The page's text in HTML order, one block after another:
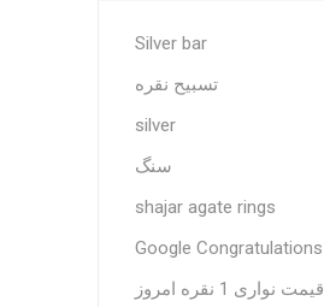
Silver bar
تسبیح نقره
silver
سنگ
shajar agate rings
Google Congratulations
قیمت نواری 1 نقره امروز